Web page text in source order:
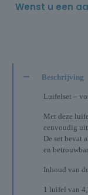
Wenst u een
Beschrijving
Luifelset –
Met deze
eenvoudig uit
De set bevat
en
Inhoud van
1 luifel van